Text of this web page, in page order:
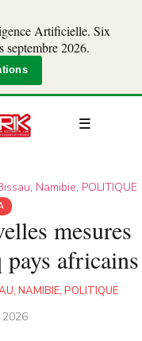
Artificielle. Six
septembre 2026.
, Namibie, POLITIQUE
mesures
africains
, NAMIBIE, POLITIQUE
2026